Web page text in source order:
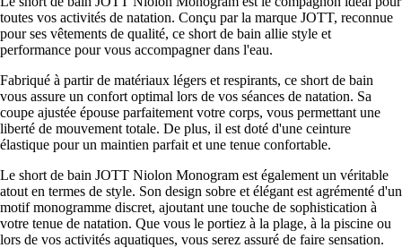
toutes vos activités de natation. Conçu par la marque JOTT, reconnue
pour ses vêtements de qualité, ce short de bain allie style et
performance pour vous accompagner dans l'eau.
Fabriqué à partir de matériaux légers et respirants, ce short de bain
vous assure un confort optimal lors de vos séances de natation. Sa
coupe ajustée épouse parfaitement votre corps, vous permettant une
liberté de mouvement totale. De plus, il est doté d'une ceinture
élastique pour un maintien parfait et une tenue confortable.
Le short de bain JOTT Niolon Monogram est également un véritable
atout en termes de style. Son design sobre et élégant est agrémenté d'un
motif monogramme discret, ajoutant une touche de sophistication à
votre tenue de natation. Que vous le portiez à la plage, à la piscine ou
lors de vos activités aquatiques, vous serez assuré de faire sensation.